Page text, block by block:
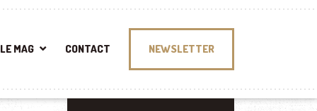
LE MAG CONTACT NEWSLETTER